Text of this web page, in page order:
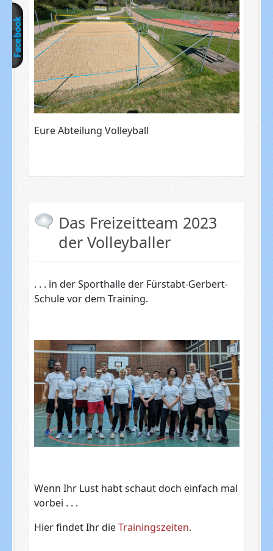
Eure Abteilung Volleyball
Das Freizeitteam 2023
der Volleyballer
. . . in der Sporthalle der Fürstabt-Gerbert-
Schule vor dem Training.
Wenn Ihr Lust habt schaut doch einfach mal
vorbei . . .
Hier findet Ihr dieTrainingszeiten.